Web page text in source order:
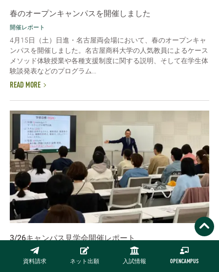
資料請求 ネット出願 入試情報 OPENCAMPUS
春のオープンキャンパスを開催しました
開催レポート
4月15日（土）日進・名古屋両会場において、春のオープンキャ
ンパスを開催しました。名古屋商科大学の人気教員によるケース
メソッド体験授業や各種支援制度に関する説明、そして在学生体
験談発表などのプログラム...
READ MORE
3/26キャンパス見学会開催レポート
開催レポート
3月26日（日）名古屋商科大学日進キャンパスにて今春初めての